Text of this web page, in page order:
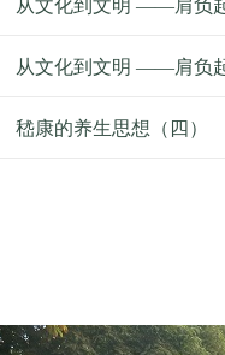
从文化到文明 ——肩负
从文化到文明 ——肩负
嵇康的养生思想（四）